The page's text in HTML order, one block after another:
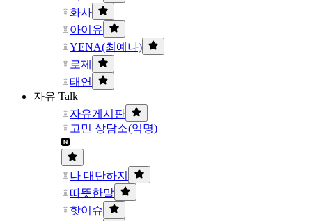
화사
아이유
YENA(최예나)
로제
태연
자유 Talk
자유게시판
고민 상담소(익명)
나 대단하지
따뜻한말
핫이슈